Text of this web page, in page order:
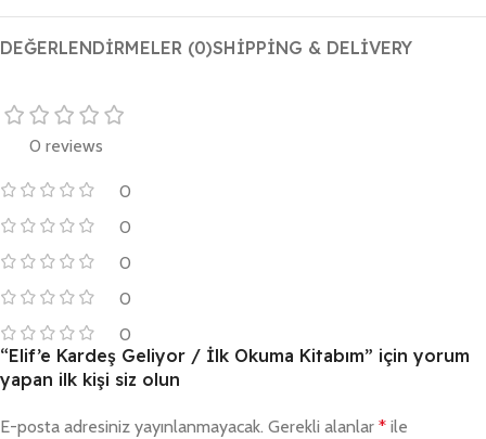
DEĞERLENDIRMELER (0)SHIPPING & DELIVERY
0 reviews
0
0
0
0
0
“Elif’e Kardeş Geliyor / İlk Okuma Kitabım” için yorum
yapan ilk kişi siz olun
E-posta adresiniz yayınlanmayacak. Gerekli alanlar * ile